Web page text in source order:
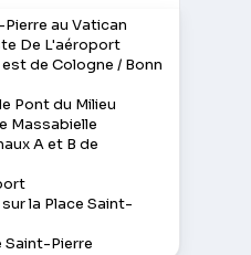
au Vatican
De L'aéroport
de Cologne / Bonn
Pont du Milieu
Massabielle
A et B de
la Place Saint-
Saint-Pierre